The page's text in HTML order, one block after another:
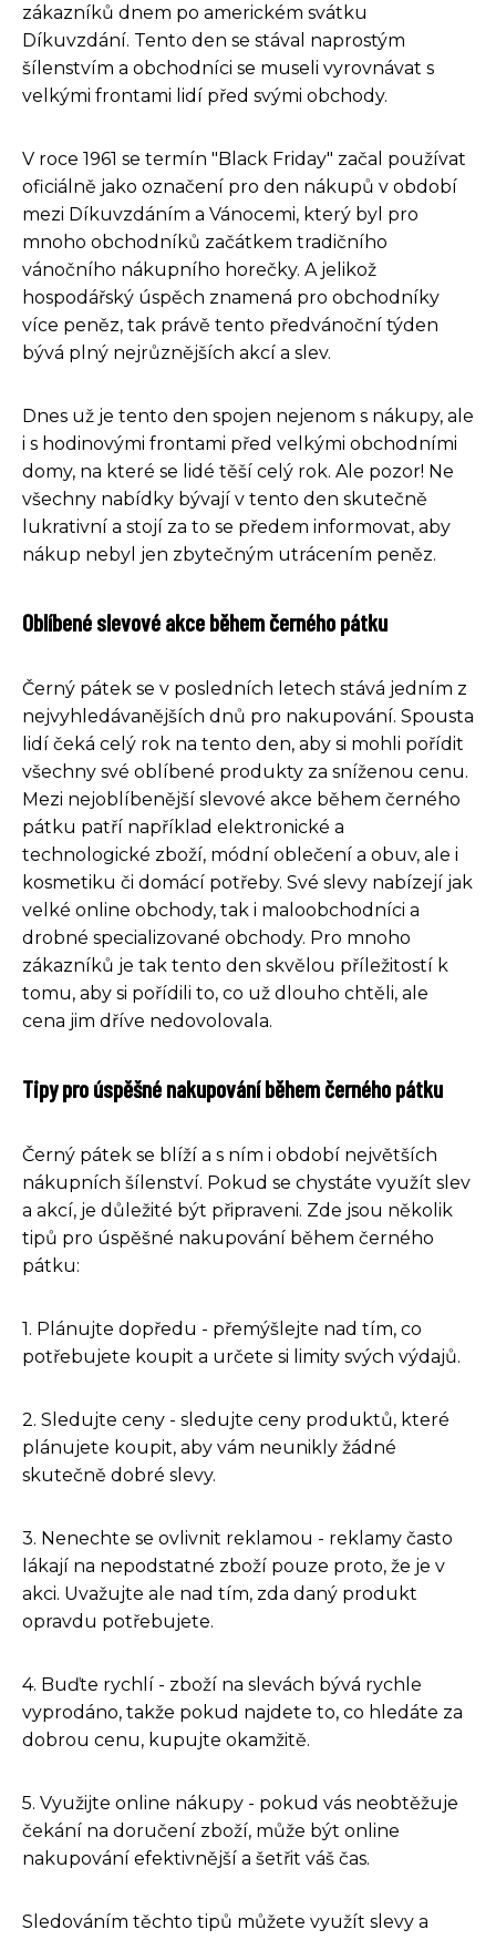
zákazníků dnem po americkém svátku
Díkuvzdání. Tento den se stával naprostým
šílenstvím a obchodníci se museli vyrovnávat s
velkými frontami lidí před svými obchody.
V roce 1961 se termín "Black Friday" začal používat
oficiálně jako označení pro den nákupů v období
mezi Díkuvzdáním a Vánocemi, který byl pro
mnoho obchodníků začátkem tradičního
vánočního nákupního horečky. A jelikož
hospodářský úspěch znamená pro obchodníky
více peněz, tak právě tento předvánoční týden
bývá plný nejrůznějších akcí a slev.
Dnes už je tento den spojen nejenom s nákupy, ale
i s hodinovými frontami před velkými obchodními
domy, na které se lidé těší celý rok. Ale pozor! Ne
všechny nabídky bývají v tento den skutečně
lukrativní a stojí za to se předem informovat, aby
nákup nebyl jen zbytečným utrácením peněz.
Oblíbené slevové akce během černého pátku
Černý pátek se v posledních letech stává jedním z
nejvyhledávanějších dnů pro nakupování. Spousta
lidí čeká celý rok na tento den, aby si mohli pořídit
všechny své oblíbené produkty za sníženou cenu.
Mezi nejoblíbenější slevové akce během černého
pátku patří například elektronické a
technologické zboží, módní oblečení a obuv, ale i
kosmetiku či domácí potřeby. Své slevy nabízejí jak
velké online obchody, tak i maloobchodníci a
drobné specializované obchody. Pro mnoho
zákazníků je tak tento den skvělou příležitostí k
tomu, aby si pořídili to, co už dlouho chtěli, ale
cena jim dříve nedovolovala.
Tipy pro úspěšné nakupování během černého pátku
Černý pátek se blíží a s ním i období největších
nákupních šílenství. Pokud se chystáte využít slev
a akcí, je důležité být připraveni. Zde jsou několik
tipů pro úspěšné nakupování během černého
pátku:
1. Plánujte dopředu - přemýšlejte nad tím, co
potřebujete koupit a určete si limity svých výdajů.
2. Sledujte ceny - sledujte ceny produktů, které
plánujete koupit, aby vám neunikly žádné
skutečně dobré slevy.
3. Nenechte se ovlivnit reklamou - reklamy často
lákají na nepodstatné zboží pouze proto, že je v
akci. Uvažujte ale nad tím, zda daný produkt
opravdu potřebujete.
4. Buďte rychlí - zboží na slevách bývá rychle
vyprodáno, takže pokud najdete to, co hledáte za
dobrou cenu, kupujte okamžitě.
5. Využijte online nákupy - pokud vás neobtěžuje
čekání na doručení zboží, může být online
nakupování efektivnější a šetřit váš čas.
Sledováním těchto tipů můžete využít slevy a